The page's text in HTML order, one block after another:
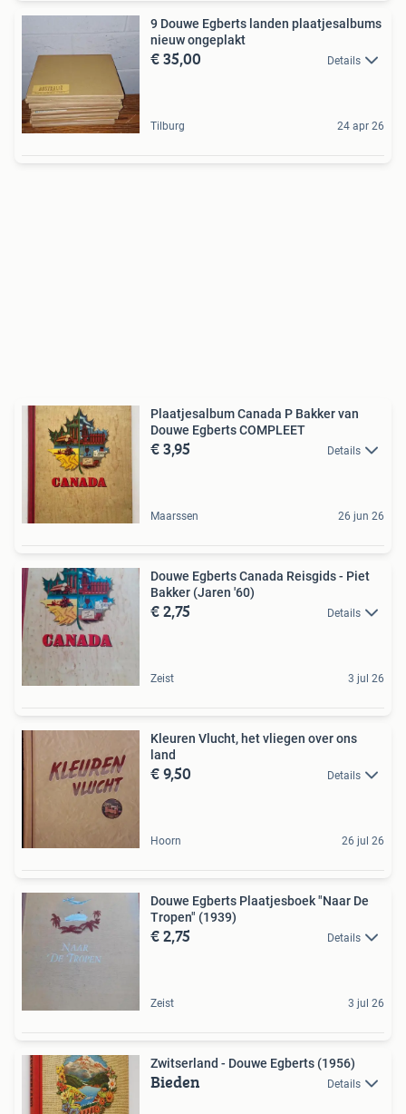
9 Douwe Egberts landen plaatjesalbums
nieuw ongeplakt
€ 35,00 Details
Tilburg 24 apr 26
Plaatjesalbum Canada P Bakker van
Douwe Egberts COMPLEET
€ 3,95 Details
Maarssen 26 jun 26
Douwe Egberts Canada Reisgids - Piet
Bakker (Jaren '60)
€ 2,75 Details
Zeist 3 jul 26
Kleuren Vlucht, het vliegen over ons
land
€ 9,50 Details
Hoorn 26 jul 26
Douwe Egberts Plaatjesboek "Naar De
Tropen" (1939)
€ 2,75 Details
Zeist 3 jul 26
Zwitserland - Douwe Egberts (1956)
Bieden Details